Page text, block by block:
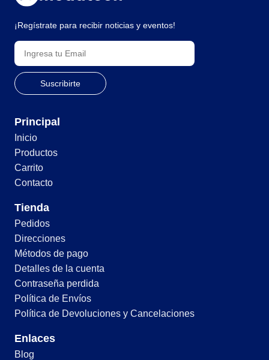
¡Regístrate para recibir noticias y eventos!
Principal
Inicio
Productos
Carrito
Contacto
Tienda
Pedidos
Direcciones
Métodos de pago
Detalles de la cuenta
Contraseña perdida
Política de Envíos
Política de Devoluciones y Cancelaciones
Enlaces
Blog